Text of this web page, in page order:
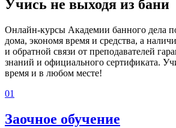
Учись не выходя из бани
Онлайн-курсы Академии банного дела
дома, экономя время и средства, а
и обратной связи от преподавателей
знаний и официального сертификата.
время и в любом месте!
01
Заочное обучение